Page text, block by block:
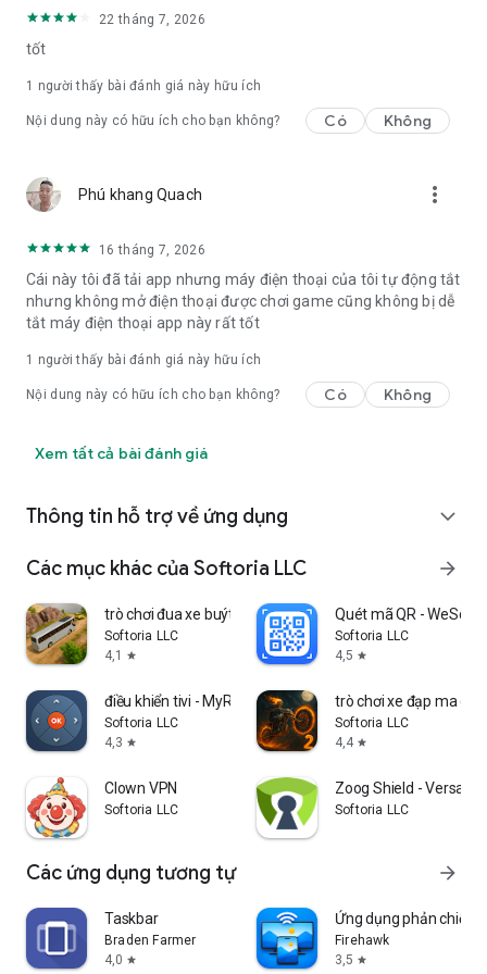
Tính năng phản chiếu màn hình được hỗ trợ trên tất cả các
thiết bị Android và phiên bản Android. Nếu bạn gặp bất kỳ vấn
đề nào với thiết bị của mình, hãy liên hệ với chúng tôi!
contact@soomapps.com nếu có bất kỳ vấn đề hoặc yêu cầu
22 tháng 7, 2026
tốt
1 người thấy bài đánh giá này hữu ích
Nội dung này có hữu ích cho bạn không? Có Không
Phú khang Quach more_vert
16 tháng 7, 2026
Cái này tôi đã tải app nhưng máy điện thoại của tôi tự động tắt
nhưng không mở điện thoại được chơi game cũng không bị dễ
tắt máy điện thoại app này rất tốt
1 người thấy bài đánh giá này hữu ích
Nội dung này có hữu ích cho bạn không? Có Không
Xem tất cả bài đánh giá
Thông tin hỗ trợ về ứng dụng expand_more
Các mục khác của Softoria LLC arrow_forward
trò chơi đua xe buýt leo núi
Softoria LLC
4,1
star
Quét mã QR - WeScan
Softoria LLC
4,5 star
điều khiển tivi - MyRem
Softoria LLC
4,3 star
trò chơi xe đạp ma
Softoria LLC
4,4 star
Clown VPN
Softoria LLC
Zoog Shield - Versatile
Softoria LLC
Các ứng dụng tương tự arrow_forward
Taskbar
Braden Farmer
4,0 star
Ứng dụng phản chiếu
Firehawk
3,5 star